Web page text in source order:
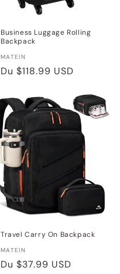
Business Luggage Rolling
Backpack
Distributeur :
MATEIN
Prix
Du $118.99 USD
Travel Carry On Backpack
Distributeur :
MATEIN
Prix
Du $37.99 USD